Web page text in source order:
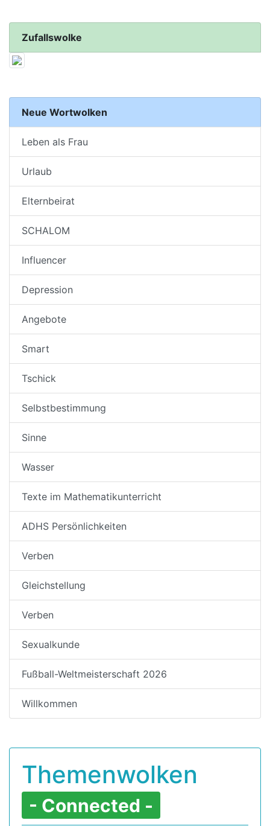
Zufallswolke
Neue Wortwolken
Leben als Frau
Urlaub
Elternbeirat
SCHALOM
Influencer
Depression
Angebote
Smart
Tschick
Selbstbestimmung
Sinne
Wasser
Texte im Mathematikunterricht
ADHS Persönlichkeiten
Verben
Gleichstellung
Verben
Sexualkunde
Fußball-Weltmeisterschaft 2026
Willkommen
Themenwolken
- Connected -